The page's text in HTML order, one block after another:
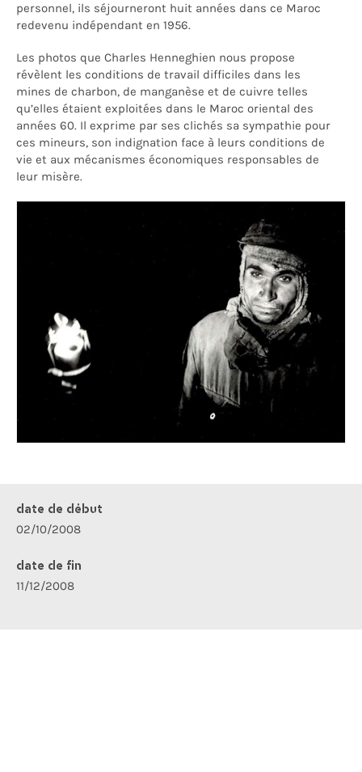
personnel, ils séjourneront huit années dans ce Maroc
redevenu indépendant en 1956.
Les photos que Charles Henneghien nous propose
révèlent les conditions de travail difficiles dans les
mines de charbon, de manganèse et de cuivre telles
qu’elles étaient exploitées dans le Maroc oriental des
années 60. Il exprime par ses clichés sa sympathie pour
ces mineurs, son indignation face à leurs conditions de
vie et aux mécanismes économiques responsables de
leur misère.
date de début
02/10/2008
date de fin
11/12/2008